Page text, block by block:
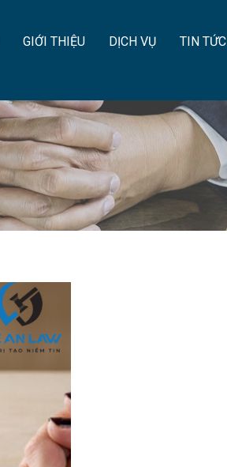
GIỚI THIỆU DỊCH VỤ TIN TỨC